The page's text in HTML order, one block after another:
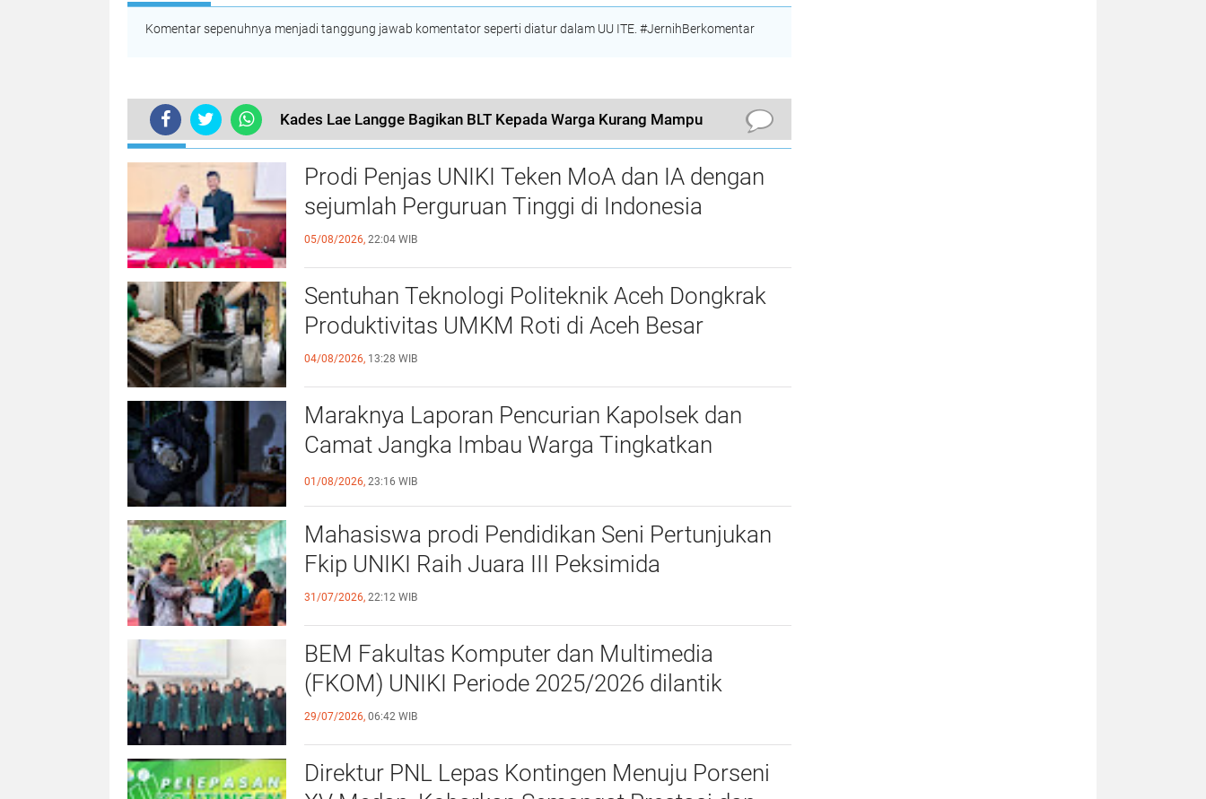
Komentar sepenuhnya menjadi tanggung jawab komentator seperti diatur dalam UU ITE. #JernihBerkomentar
Kades Lae Langge Bagikan BLT Kepada Warga Kurang Mampu
TERKINI
Prodi Penjas UNIKI Teken MoA dan IA dengan
sejumlah Perguruan Tinggi di Indonesia
05/08/2026, 22:04 WIB
Sentuhan Teknologi Politeknik Aceh Dongkrak
Produktivitas UMKM Roti di Aceh Besar
04/08/2026, 13:28 WIB
Maraknya Laporan Pencurian Kapolsek dan
Camat Jangka Imbau Warga Tingkatkan
Kewaspadaan
01/08/2026, 23:16 WIB
Mahasiswa prodi Pendidikan Seni Pertunjukan
Fkip UNIKI Raih Juara III Peksimida
31/07/2026, 22:12 WIB
BEM Fakultas Komputer dan Multimedia
(FKOM) UNIKI Periode 2025/2026 dilantik
29/07/2026, 06:42 WIB
Direktur PNL Lepas Kontingen Menuju Porseni